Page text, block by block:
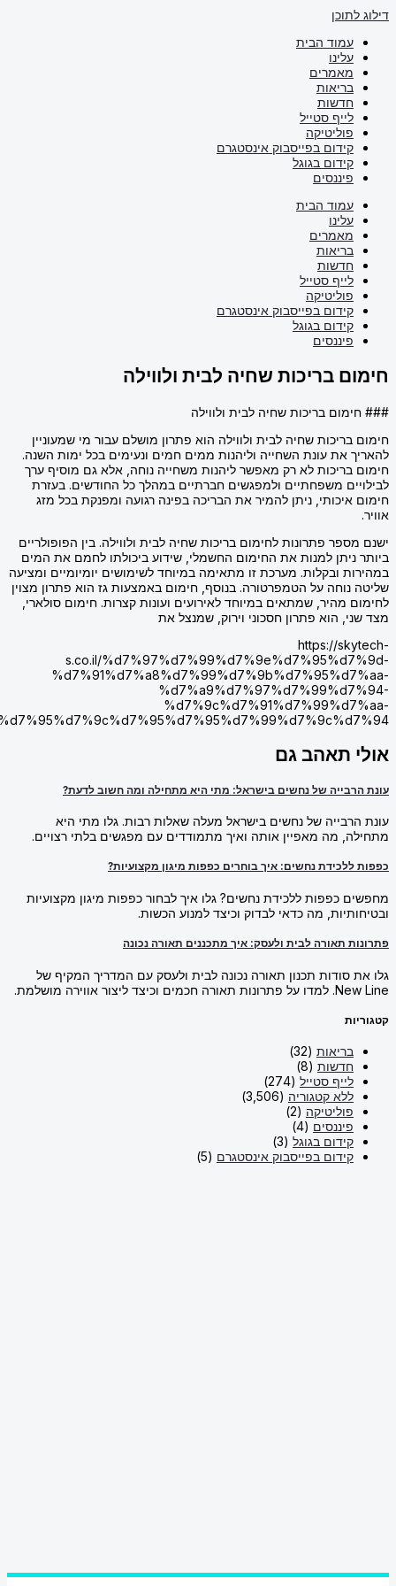
דילוג לתוכן
עמוד הבית
עלינו
מאמרים
בריאות
חדשות
לייף סטייל
פוליטיקה
קידום בפייסבוק אינסטגרם
קידום בגוגל
פיננסים
עמוד הבית
עלינו
מאמרים
בריאות
חדשות
לייף סטייל
פוליטיקה
קידום בפייסבוק אינסטגרם
קידום בגוגל
פיננסים
חימום בריכות שחיה לבית ולווילה
### חימום בריכות שחיה לבית ולווילה
חימום בריכות שחיה לבית ולווילה הוא פתרון מושלם עבור מי שמעוניין
להאריך את עונת השחייה וליהנות ממים חמים ונעימים בכל ימות השנה.
חימום בריכות לא רק מאפשר ליהנות משחייה נוחה, אלא גם מוסיף ערך
לבילויים משפחתיים ולמפגשים חברתיים במהלך כל החודשים. בעזרת
חימום איכותי, ניתן להמיר את הבריכה בפינה רגועה ומפנקת בכל מזג
אוויר.
ישנם מספר פתרונות לחימום בריכות שחיה לבית ולווילה. בין הפופולריים
ביותר ניתן למנות את החימום החשמלי, שידוע ביכולתו לחמם את המים
במהירות ובקלות. מערכת זו מתאימה במיוחד לשימושים יומיומיים ומציעה
שליטה נוחה על הטמפרטורה. בנוסף, חימום באמצעות גז הוא פתרון מצוין
לחימום מהיר, שמתאים במיוחד לאירועים ועונות קצרות. חימום סולארי,
מצד שני, הוא פתרון חסכוני וירוק, שמנצל את
https://skytech-
s.co.il/%d7%97%d7%99%d7%9e%d7%95%d7%9d-
%d7%91%d7%a8%d7%99%d7%9b%d7%95%d7%aa-
%d7%a9%d7%97%d7%99%d7%94-
%d7%9c%d7%91%d7%99%d7%aa-
%d7%95%d7%9c%d7%95%d7%95%d7%99%d7%9c%d7%94/
אולי תאהב גם
עונת הרבייה של נחשים בישראל: מתי היא מתחילה ומה חשוב לדעת?
עונת הרבייה של נחשים בישראל מעלה שאלות רבות. גלו מתי היא
מתחילה, מה מאפיין אותה ואיך מתמודדים עם מפגשים בלתי רצויים.
כפפות ללכידת נחשים: איך בוחרים כפפות מיגון מקצועיות?
מחפשים כפפות ללכידת נחשים? גלו איך לבחור כפפות מיגון מקצועיות
ובטיחותיות, מה כדאי לבדוק וכיצד למנוע הכשות.
פתרונות תאורה לבית ולעסק: איך מתכננים תאורה נכונה
גלו את סודות תכנון תאורה נכונה לבית ולעסק עם המדריך המקיף של
New Line. למדו על פתרונות תאורה חכמים וכיצד ליצור אווירה מושלמת.
קטגוריות
בריאות(32)
חדשות(8)
לייף סטייל(274)
ללא קטגוריה(3,506)
פוליטיקה(2)
פיננסים(4)
קידום בגוגל(3)
קידום בפייסבוק אינסטגרם(5)